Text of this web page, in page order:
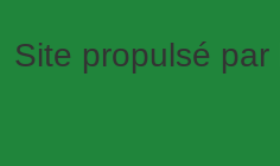
Site propulsé par